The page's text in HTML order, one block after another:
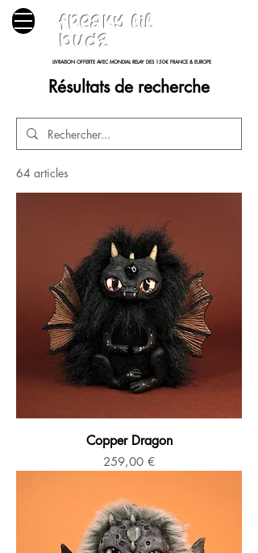
freaky lil
budz
LIVRAISON OFFERTE AVEC MONDIAL RELAY DES 150€ FRANCE & EUROPE
Résultats de recherche
64 articles
Copper Dragon
Prix
259,00 €